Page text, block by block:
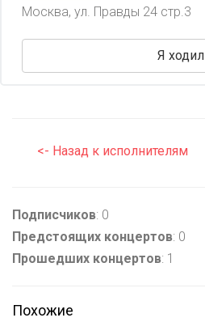
Москва, ул. Правды 24 стр.3
Я ходил
<- Назад к исполнителям
Подписчиков: 0
Предстоящих концертов: 0
Прошедших концертов: 1
Похожие